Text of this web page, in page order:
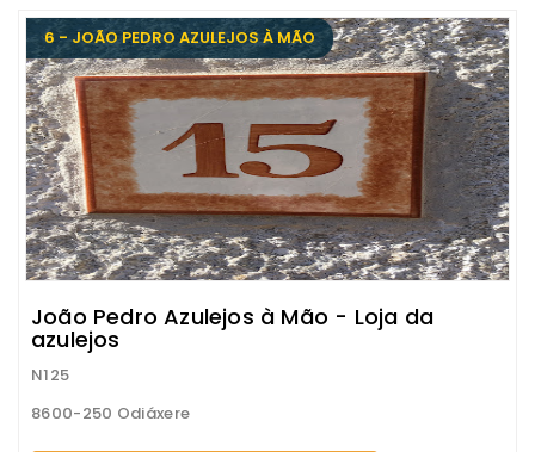
6 - JOÃO PEDRO AZULEJOS À MÃO
João Pedro Azulejos à Mão - Loja da
azulejos
N125
8600-250 Odiáxere